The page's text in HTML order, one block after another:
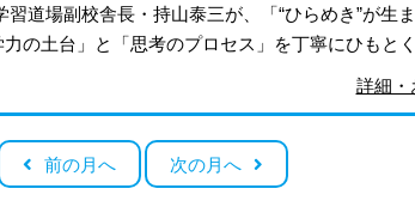
道場副校舎長・持山泰三が、「“ひらめき”が生
の土台」と「思考のプロセス」を丁寧にひもとく
詳細
前の月へ 次の月へ